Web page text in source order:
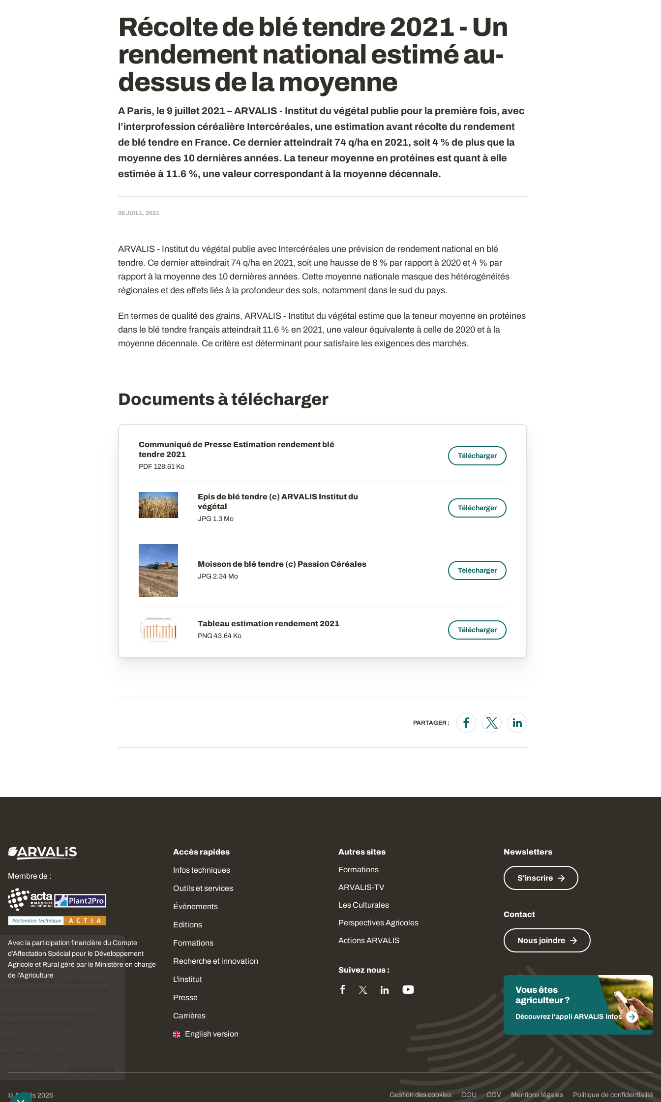
Choisissez
vos cookies
Nous avons besoin de votre consentement pour utiliser quelques
Pour modifier vos préférences par la suite, cliquez sur le lien
Récolte de blé tendre 2021 - Un
rendement national estimé au-
dessus de la moyenne
A Paris, le 9 juillet 2021 – ARVALIS - Institut du végétal publie pour la première fois, avec
l’interprofession céréalière Intercéréales, une estimation avant récolte du rendement
de blé tendre en France. Ce dernier atteindrait 74 q/ha en 2021, soit 4 % de plus que la
moyenne des 10 dernières années. La teneur moyenne en protéines est quant à elle
estimée à 11.6 %, une valeur correspondant à la moyenne décennale.
08 JUILL. 2021
ARVALIS - Institut du végétal publie avec Intercéréales une prévision de rendement national en blé
tendre. Ce dernier atteindrait 74 q/ha en 2021, soit une hausse de 8 % par rapport à 2020 et 4 % par
rapport à la moyenne des 10 dernières années. Cette moyenne nationale masque des hétérogénéités
régionales et des effets liés à la profondeur des sols, notamment dans le sud du pays.
En termes de qualité des grains, ARVALIS - Institut du végétal estime que la teneur moyenne en protéines
dans le blé tendre français atteindrait 11.6 % en 2021, une valeur équivalente à celle de 2020 et à la
moyenne décennale. Ce critère est déterminant pour satisfaire les exigences des marchés.
Documents à télécharger
Communiqué de Presse Estimation rendement blé
tendre 2021
PDF 128.61 Ko
Télécharger
Epis de blé tendre (c) ARVALIS Institut du
végétal
JPG 1.3 Mo
Télécharger
Moisson de blé tendre (c) Passion Céréales
JPG 2.34 Mo
Télécharger
Tableau estimation rendement 2021
PNG 43.64 Ko
Télécharger
PARTAGER :
Opens in a new window
Opens in a new window
Opens in a new window
Membre de :
Avec la participation financière du Compte
d’Affectation Spécial pour le Développement
Agricole et Rural géré par le Ministère en charge
de l’Agriculture
Accès rapides
Infos techniques
Outils et services
Évènements
Editions
Formations
Recherche et innovation
L'institut
Presse
Carrières
English version
Autres sites
Formations
ARVALIS-TV
Les Culturales
Perspectives Agricoles
Actions ARVALIS
Suivez nous :
Newsletters
S'inscrire
Contact
Nous joindre
Vous êtes
agriculteur ?
Découvrez l'appli ARVALIS Infos
© Arvalis 2026 Gestion des cookies CGU CGV Mentions légales Politique de confidentialité